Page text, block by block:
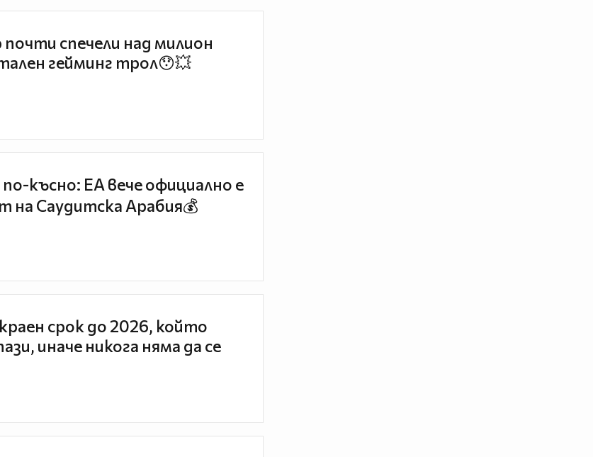
спечели над милион
гейминг трол😯💥
късно: EA вече официално е
на Саудитска Арабия💰
срок до 2026, който
иначе никога няма да се